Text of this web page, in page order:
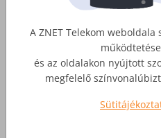
Üzleti Internet
Nagyobb igényekre,
A ZNET Telekom
és az oldalakon nyújtott
megfelelő